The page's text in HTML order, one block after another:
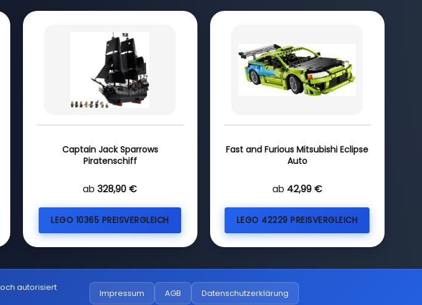
Captain Jack Sparrows
Piratenschiff
ab 328,90 €
LEGO 10365 PREISVERGLEICH
Fast and Furious Mitsubishi Eclipse
Auto
ab 42,99 €
LEGO 42229 PREISVERGLEICH
autorisiert
Impressum AGB Datenschutzerklärung